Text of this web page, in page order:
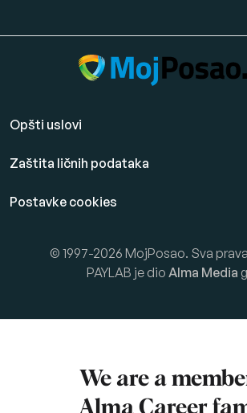
Opšti uslovi
Zaštita ličnih podataka
Postavke cookies
© 1997-2026 MojPosao. Sva
PAYLAB je dio Alma Media
We are a
Alma Career